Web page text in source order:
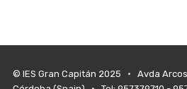
© IES Gran Capitán 2025 • Avda